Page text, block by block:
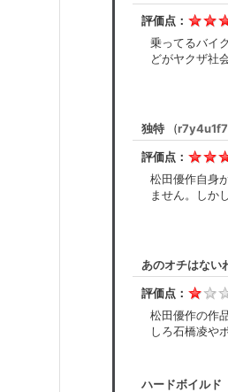
評価点：
乗ってるバイ
どがヤクザ社
独特 (
評価点：
松田優作自身
ません。しか
あのオチはない
評価点：
松田優作の作
しろ石橋凌や
ハードボイルド